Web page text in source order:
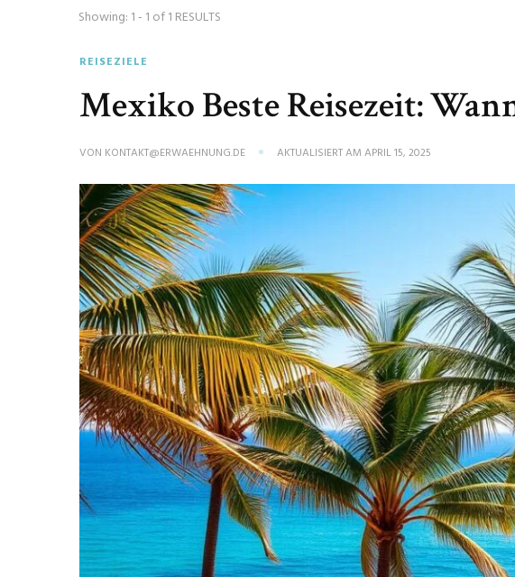
Showing: 1 - 1 of 1 RESULTS
REISEZIELE
Mexiko Beste Reisezeit:
VON KONTAKT@ERWAEHNUNG.DE AKTUALISIERT AM APRIL 15, 2025